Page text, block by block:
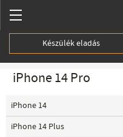
Készülék eladás
iPhone 14 Pro
iPhone 14
iPhone 14 Plus